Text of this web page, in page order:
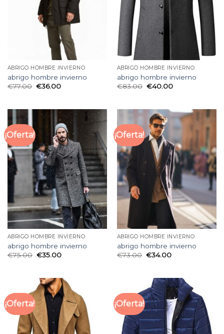
ABRIGO HOMBRE INVIERNO
abrigo hombre invierno
€77.00 €36.00
ABRIGO HOMBRE INVIERNO
abrigo hombre invierno
€83.00 €40.00
¡Oferta!
ABRIGO HOMBRE INVIERNO
abrigo hombre invierno
€75.00 €35.00
¡Oferta!
ABRIGO HOMBRE INVIERNO
abrigo hombre invierno
€73.00 €34.00
¡Oferta! ¡Oferta!